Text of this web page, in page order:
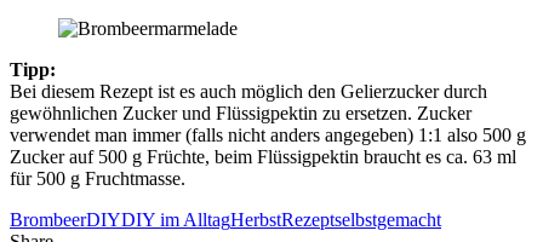
Tipp:
Bei diesem Rezept ist es auch möglich den Gelierzucker durch
gewöhnlichen Zucker und Flüssigpektin zu ersetzen. Zucker
verwendet man immer (falls nicht anders angegeben) 1:1 also 500 g
Zucker auf 500 g Früchte, beim Flüssigpektin braucht es ca. 63 ml
für 500 g Fruchtmasse.
BrombeerDIYDIY im AlltagHerbstRezeptselbstgemacht